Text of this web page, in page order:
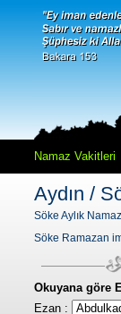
Namaz Vakitleri
Aydın /
Söke Aylık
Söke Ramazan
Okuyana göre
Ezan :